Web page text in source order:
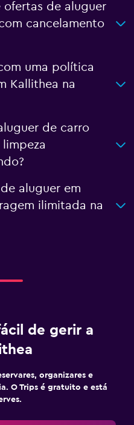
ofertas de aluguer
cancelamento
uma política
Kallithea na
de carro
aluguer em
ilimitada na
de gerir a
organizares e
O Trips é gratuito e está